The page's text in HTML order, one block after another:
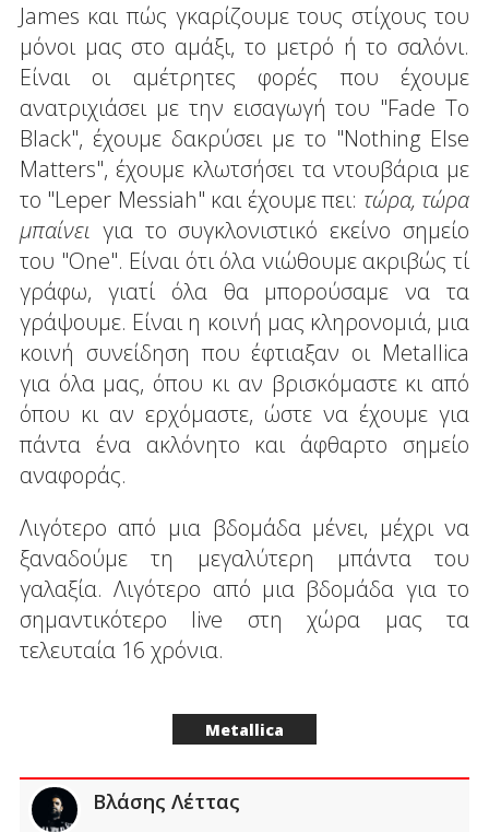
James και πώς γκαρίζουμε τους στίχους του
μόνοι μας στο αμάξι, το μετρό ή το σαλόνι.
Είναι οι αμέτρητες φορές που έχουμε
ανατριχιάσει με την εισαγωγή του "Fade To
Black", έχουμε δακρύσει με το "Nothing Else
Matters", έχουμε κλωτσήσει τα ντουβάρια με
το "Leper Messiah" και έχουμε πει: τώρα, τώρα
μπαίνει για το συγκλονιστικό εκείνο σημείο
του "One". Είναι ότι όλα νιώθουμε ακριβώς τί
γράφω, γιατί όλα θα μπορούσαμε να τα
γράψουμε. Είναι η κοινή μας κληρονομιά, μια
κοινή συνείδηση που έφτιαξαν οι Metallica
για όλα μας, όπου κι αν βρισκόμαστε κι από
όπου κι αν ερχόμαστε, ώστε να έχουμε για
πάντα ένα ακλόνητο και άφθαρτο σημείο
αναφοράς.
Λιγότερο από μια βδομάδα μένει, μέχρι να
ξαναδούμε τη μεγαλύτερη μπάντα του
γαλαξία. Λιγότερο από μια βδομάδα για το
σημαντικότερο live στη χώρα μας τα
τελευταία 16 χρόνια.
Metallica
Βλάσης Λέττας